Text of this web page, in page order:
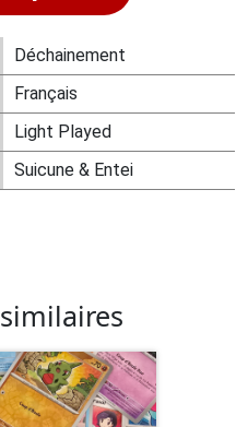
Déchainement
Français
Light Played
Suicune & Entei